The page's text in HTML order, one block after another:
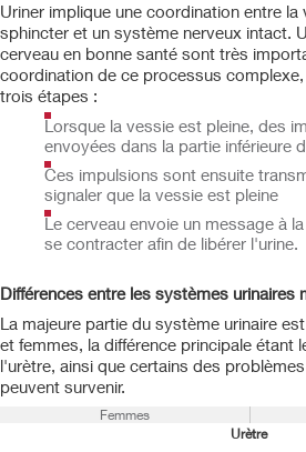
Uriner implique une coordination entre
sphincter et un système nerveux intact.
cerveau en bonne santé sont très
coordination de ce processus
trois étapes :
Lorsque la vessie est pleine, des
envoyées dans la partie inférieure
Ces impulsions sont ensuite
signaler que la vessie est pleine
Le cerveau envoie un message à
se contracter afin de libérer l'urine.
Différences entre les systèmes urinaires
La majeure partie du système urinaire
et femmes, la différence principale étant
l'urètre, ainsi que certains des
peuvent survenir.
Femmes
Urètre